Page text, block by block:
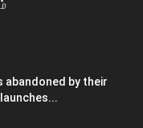
by their